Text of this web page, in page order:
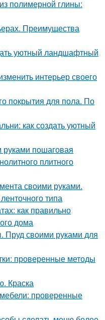
полимерной глины:
Преимущества
уютный ландшафтный
интерьер своего
покрытия для пола. По
как создать уютный
пошаговая
плитного
своими руками.
типа
как правильно
дома
Пруд своими руками для
проверенные методы
Краска
проверенные